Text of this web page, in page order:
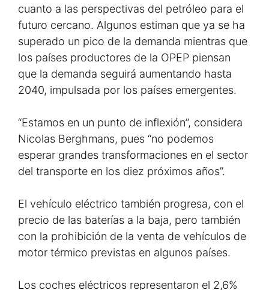
cuanto a las perspectivas del petróleo para el
futuro cercano. Algunos estiman que ya se ha
superado un pico de la demanda mientras que
los países productores de la OPEP piensan
que la demanda seguirá aumentando hasta
2040, impulsada por los países emergentes.
“Estamos en un punto de inflexión”, considera
Nicolas Berghmans, pues “no podemos
esperar grandes transformaciones en el sector
del transporte en los diez próximos años”.
El vehículo eléctrico también progresa, con el
precio de las baterías a la baja, pero también
con la prohibición de la venta de vehículos de
motor térmico previstas en algunos países.
Los coches eléctricos representaron el 2,6%